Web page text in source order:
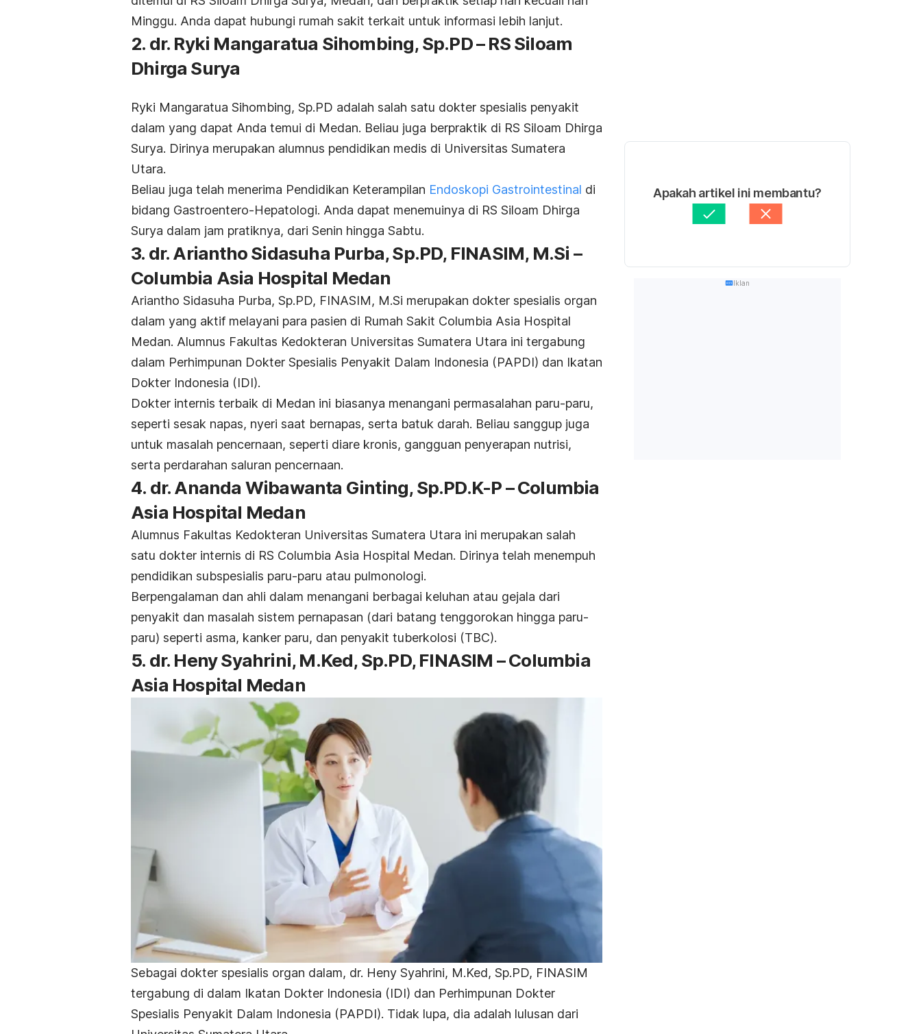
Minggu. Anda dapat hubungi rumah sakit terkait untuk informasi lebih lanjut.
2. dr. Ryki Mangaratua Sihombing, Sp.PD – RS Siloam
Dhirga Surya
Ryki Mangaratua Sihombing, Sp.PD adalah salah satu dokter spesialis penyakit
dalam yang dapat Anda temui di Medan. Beliau juga berpraktik di RS Siloam Dhirga
Surya. Dirinya merupakan alumnus pendidikan medis di Universitas Sumatera
Utara.
Beliau juga telah menerima Pendidikan Keterampilan Endoskopi Gastrointestinal di
bidang Gastroentero-Hepatologi. Anda dapat menemuinya di RS Siloam Dhirga
Surya dalam jam pratiknya, dari Senin hingga Sabtu.
3. dr. Ariantho Sidasuha Purba, Sp.PD, FINASIM, M.Si –
Columbia Asia Hospital Medan
Ariantho Sidasuha Purba, Sp.PD, FINASIM, M.Si merupakan dokter spesialis organ
dalam yang aktif melayani para pasien di Rumah Sakit Columbia Asia Hospital
Medan. Alumnus Fakultas Kedokteran Universitas Sumatera Utara ini tergabung
dalam Perhimpunan Dokter Spesialis Penyakit Dalam Indonesia (PAPDI) dan Ikatan
Dokter Indonesia (IDI).
Dokter internis terbaik di Medan ini biasanya menangani permasalahan paru-paru,
seperti sesak napas, nyeri saat bernapas, serta batuk darah. Beliau sanggup juga
untuk masalah pencernaan, seperti diare kronis, gangguan penyerapan nutrisi,
serta perdarahan saluran pencernaan.
4. dr. Ananda Wibawanta Ginting, Sp.PD.K-P – Columbia
Asia Hospital Medan
Alumnus Fakultas Kedokteran Universitas Sumatera Utara ini merupakan salah
satu dokter internis di RS Columbia Asia Hospital Medan. Dirinya telah menempuh
pendidikan subspesialis paru-paru atau pulmonologi.
Berpengalaman dan ahli dalam menangani berbagai keluhan atau gejala dari
penyakit dan masalah sistem pernapasan (dari batang tenggorokan hingga paru-
paru) seperti asma, kanker paru, dan penyakit tuberkolosi (TBC).
5. dr. Heny Syahrini, M.Ked, Sp.PD, FINASIM – Columbia
Asia Hospital Medan
Sebagai dokter spesialis organ dalam, dr. Heny Syahrini, M.Ked, Sp.PD, FINASIM
tergabung di dalam Ikatan Dokter Indonesia (IDI) dan Perhimpunan Dokter
Spesialis Penyakit Dalam Indonesia (PAPDI). Tidak lupa, dia adalah lulusan dari
Apakah artikel ini membantu?
Iklan